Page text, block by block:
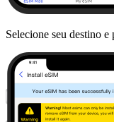
Selecione seu destino e